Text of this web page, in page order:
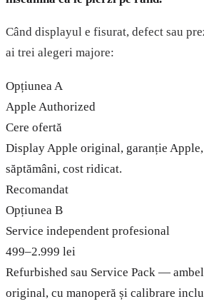
Când displayul e fisurat, defect sau
ai trei alegeri majore:
Opțiunea A
Apple Authorized
Cere ofertă
Display Apple original, garanție
săptămâni, cost ridicat.
Recomandat
Opțiunea B
Service independent profesional
499–2.999 lei
Refurbished sau Service Pack —
original, cu manoperă și calibrare